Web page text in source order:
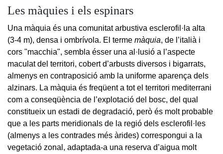
Les màquies i els espinars
Una màquia és una comunitat arbustiva esclerofil·la alta
(3-4 m), densa i ombrívola. El terme màquia, de l’italià i
cors "macchia", sembla ésser una al·lusió a l’aspecte
maculat del territori, cobert d’arbusts diversos i bigarrats,
almenys en contraposició amb la uniforme aparença dels
alzinars. La màquia és freqüent a tot el territori mediterrani
com a conseqüència de l’explotació del bosc, del qual
constitueix un estadi de degradació, però és molt probable
que a les parts meridionals de la regió dels esclerofil·les
(almenys a les contrades més àrides) correspongui a la
vegetació zonal, adaptada-a una reserva d’aigua molt